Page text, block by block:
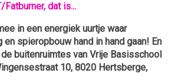
dat is...
in een energiek uurtje waar
en spieropbouw hand in hand gaan! En
de buitenruimtes van Vrije Basisschool
10, 8020 Hertsberge,